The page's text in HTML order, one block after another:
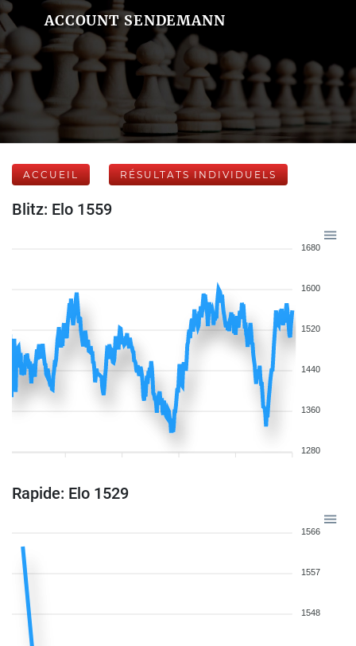
ACCOUNT SENDEMANN
ACCUEIL RÉSULTATS INDIVIDUELS
Blitz: Elo 1559
1680
1600
1520
1440
1360
1280
Rapide: Elo 1529
1566
1557
1548